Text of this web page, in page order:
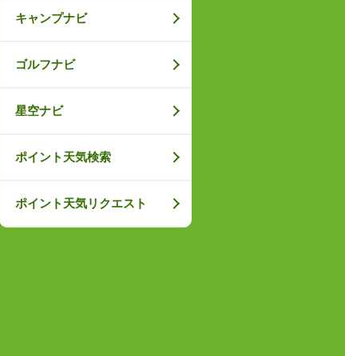
キャンプナビ
ゴルフナビ
星空ナビ
ポイント天気検索
ポイント天気リクエスト